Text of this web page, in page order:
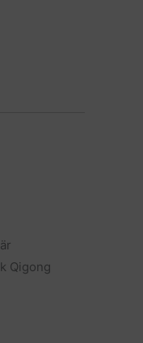
Qigong